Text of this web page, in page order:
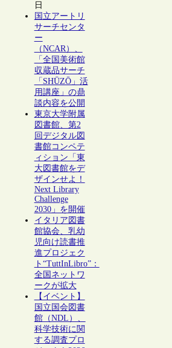
日
国立アートリ
サーチセンタ
ー
（NCAR）、
「全国美術館
収蔵品サーチ
「SHŪZŌ」活
用講座」の鼎
談内容を公開
東京大学附属
図書館、第2
回デジタル図
書館コンペテ
ィション「東
大図書館をデ
ザインせよ！
Next Library
Challenge
2030」を開催
イタリア図書
館協会、乳幼
児向け読書推
進プロジェク
ト“TuttInLibro”：
全国ネットワ
ークが拡大
【イベント】
国立国会図書
館（NDL）、
科学技術に関
する調査プロ